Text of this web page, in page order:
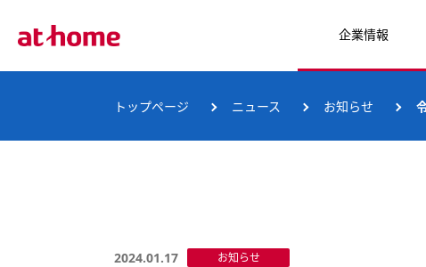
企業情報
トップページ ニュース お知らせ
2024.01.17 お知らせ